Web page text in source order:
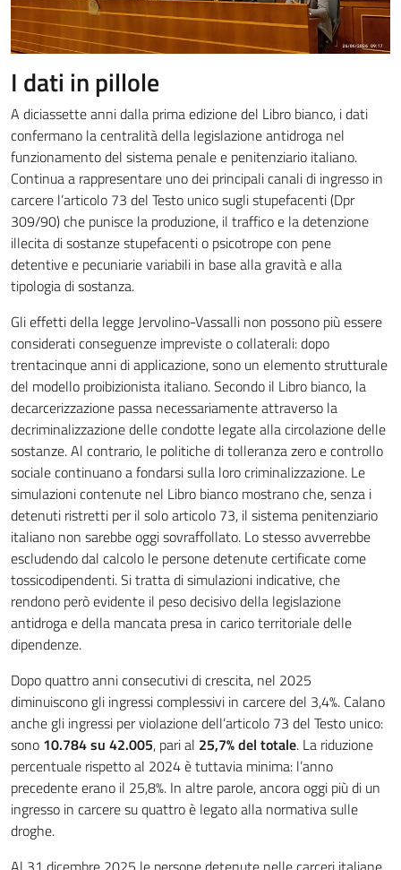
I dati in pillole
A diciassette anni dalla prima edizione del Libro bianco, i dati
confermano la centralità della legislazione antidroga nel
funzionamento del sistema penale e penitenziario italiano.
Continua a rappresentare uno dei principali canali di ingresso in
carcere l’articolo 73 del Testo unico sugli stupefacenti (Dpr
309/90) che punisce la produzione, il traffico e la detenzione
illecita di sostanze stupefacenti o psicotrope con pene
detentive e pecuniarie variabili in base alla gravità e alla
tipologia di sostanza.
Gli effetti della legge Jervolino-Vassalli non possono più essere
considerati conseguenze impreviste o collaterali: dopo
trentacinque anni di applicazione, sono un elemento strutturale
del modello proibizionista italiano. Secondo il Libro bianco, la
decarcerizzazione passa necessariamente attraverso la
decriminalizzazione delle condotte legate alla circolazione delle
sostanze. Al contrario, le politiche di tolleranza zero e controllo
sociale continuano a fondarsi sulla loro criminalizzazione. Le
simulazioni contenute nel Libro bianco mostrano che, senza i
detenuti ristretti per il solo articolo 73, il sistema penitenziario
italiano non sarebbe oggi sovraffollato. Lo stesso avverrebbe
escludendo dal calcolo le persone detenute certificate come
tossicodipendenti. Si tratta di simulazioni indicative, che
rendono però evidente il peso decisivo della legislazione
antidroga e della mancata presa in carico territoriale delle
dipendenze.
Dopo quattro anni consecutivi di crescita, nel 2025
diminuiscono gli ingressi complessivi in carcere del 3,4%. Calano
anche gli ingressi per violazione dell’articolo 73 del Testo unico:
sono 10.784 su 42.005, pari al 25,7% del totale. La riduzione
percentuale rispetto al 2024 è tuttavia minima: l’anno
precedente erano il 25,8%. In altre parole, ancora oggi più di un
ingresso in carcere su quattro è legato alla normativa sulle
droghe.